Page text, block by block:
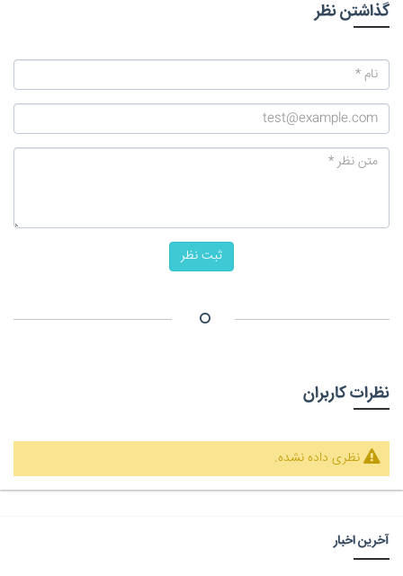
گذاشتن نظر
ثبت نظر
نظرات کاربران
نظری داده نشده.
آخرین اخبار